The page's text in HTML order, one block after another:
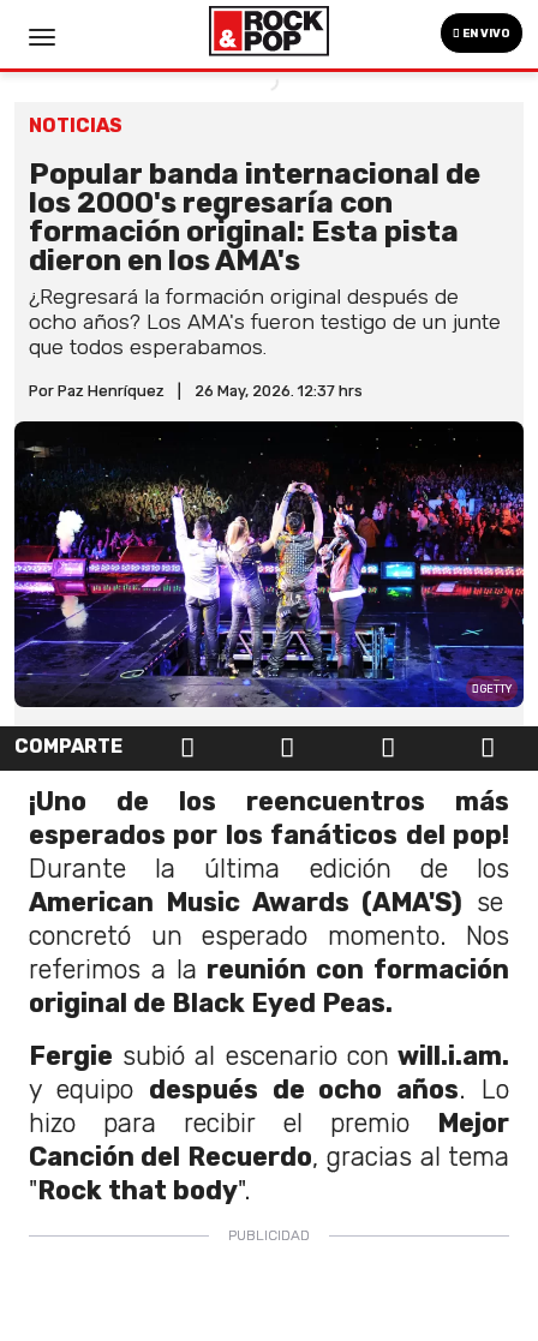
EN VIVO
NOTICIAS
Popular banda internacional de
los 2000's regresaría con
formación original: Esta pista
dieron en los AMA's
¿Regresará la formación original después de
ocho años? Los AMA's fueron testigo de un junte
que todos esperabamos.
Por Paz Henríquez 26 May, 2026. 12:37 hrs
GETTY
COMPARTE
¡Uno de los reencuentros más
esperados por los fanáticos del pop!
Durante la última edición de los
American Music Awards (AMA'S) se
concretó un esperado momento. Nos
referimos a la reunión con formación
original de Black Eyed Peas.
Fergie subió al escenario con will.i.am.
y equipo después de ocho años. Lo
hizo para recibir el premio Mejor
Canción del Recuerdo, gracias al tema
"Rock that body".